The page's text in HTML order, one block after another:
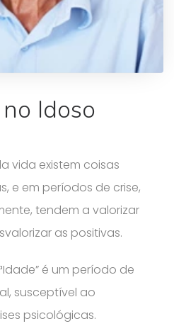
Idoso
vida existem coisas
e em períodos de crise,
tendem a valorizar
as positivas.
é um período de
susceptível ao
psicológicas.